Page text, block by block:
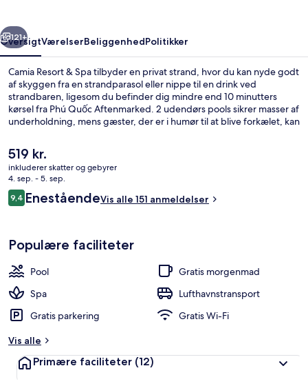
Næste
121+
OversigtVærelserBeliggenhedPolitikker
Camia Resort & Spa tilbyder en privat strand, hvor du kan nyde godt
af skyggen fra en strandparasol eller nippe til en drink ved
strandbaren, ligesom du befinder dig mindre end 10 minutters
kørsel fra Phú Quốc Aftenmarked. 2 udendørs pools sikrer masser af
underholdning, mens gæster, der er i humør til at blive forkælet, kan
restauranter, og baren/loungen er et godt sted at nyde en kølig
drink. Et fitnesscenter, en børnepool og gratis cykeludlejning er
andre højdepunkter. Rejsende har kun godt at sige om stedets
hjælpsomme personale.
Den
nuværende
pris
er
519 kr.
519 kr.
inkluderer skatter og gebyrer
4. sep. - 5. sep.
Anmeldelser
9,49,4 ud af 10.
EneståendeVis alle 151 anmeldelser
Populære faciliteter
Pool
Gratis morgenmad
Spa
Lufthavnstransport
Gratis parkering
Gratis Wi-Fi
Vis alle
Primære faciliteter (12)